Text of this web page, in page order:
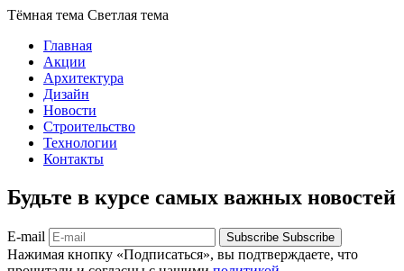
Тёмная тема Светлая тема
Главная
Акции
Архитектура
Дизайн
Новости
Строительство
Технологии
Контакты
Будьте в курсе самых важных новостей
E-mail Subscribe Subscribe
Нажимая кнопку «Подписаться», вы подтверждаете, что